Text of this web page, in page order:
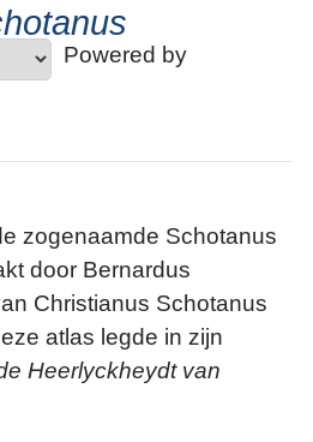
Powered by
zogenaamde Schotanus
door Bernardus
Christianus Schotanus
atlas legde in zijn
Heerlyckheydt van